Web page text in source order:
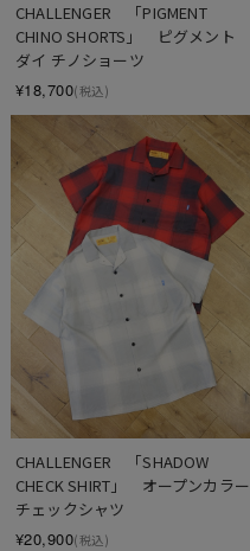
CHALLENGER　「PIGMENT
CHINO SHORTS」　ピグメント
ダイ チノショーツ
¥18,700(税込)
CHALLENGER　「SHADOW
CHECK SHIRT」　オープンカラー
チェックシャツ
¥20,900(税込)